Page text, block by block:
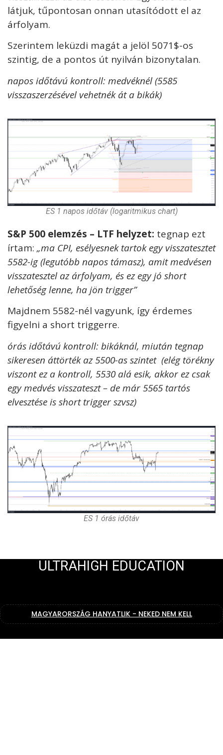
látjuk, tűpontosan onnan utasítódott el az
árfolyam.
Szerintem leküzdi magát a jelöl 5071$-os
szintig, de a pontos út nyilván bizonytalan.
napos időtávú kontroll: medvéknél (5585
visszaszerzésével vehetnék át a bikák)
ES 1 napos időtáv (logaritmikus chart)
S&P 500 elemzés – LTF helyzet: tegnap ezt
írtam: „ma CPI, esélyesnek tartok egy visszatesztet
5582-ig (legutóbb napos támasz), amit medvésen
visszatesztel az árfolyam, és ez egy jó short
lehetőség lenne, ha jön trigger”
Majdnem 5582-nél vagyunk, így érdemes
figyelni a short triggerre.
órás időtávú kontroll: bikáknál, miután tegnap
sikeresen áttörték az 5500-as szintet (elég törékny
viszont ez a kontroll, 5530 alá esik, akkor ez csak
egy medvés visszateszt – de már 5565 tartós
elvesztése is short trigger szvsz)
ES 1 órás időtáv
ULTRAHIGH EDUCATION
MAGYARORSZÁG HANYATLIK - NEKED NEM KELL